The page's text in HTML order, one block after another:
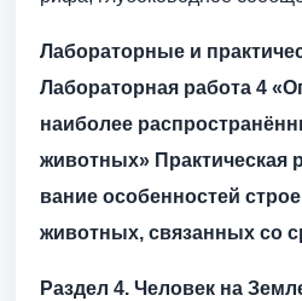
Лабораторные и
Лабора­торная работа 4
наиболее
живот­ных» Практиче­ская
вание осо­бенностей
животных, связанных со
Раздел 4. Человек на